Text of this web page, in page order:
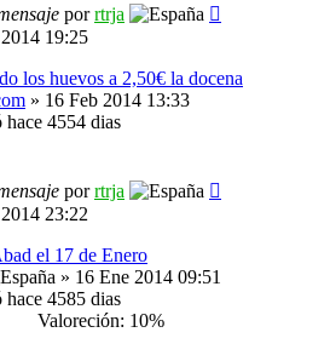
porrtrja
19:25
los huevos a 2,50€ la docena
» 16 Feb 2014 13:33
hace 4554 dias
porrtrja
23:22
el 17 de Enero
» 16 Ene 2014 09:51
hace 4585 dias
Valoreción: 10%